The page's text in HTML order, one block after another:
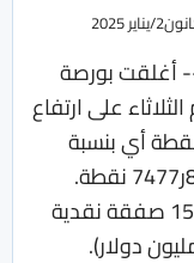
(كونا) -- أغلقت بورصة
على ارتفاع
العام 56ر47 نقطة أي بنسبة
وتم تداول 282 مليون سهم عبر 15244 صفقة نقدية